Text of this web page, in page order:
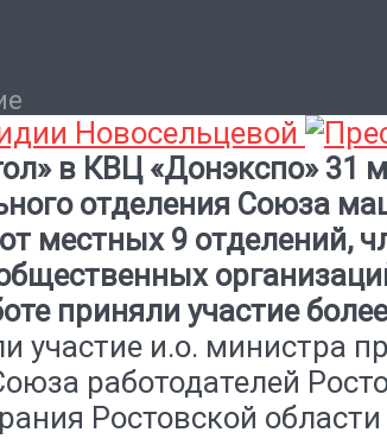
Новосельцевой
в КВЦ «Донэкспо» 31
отделения Союза
местных 9 отделений,
приняли участие
участие и.о. министра
работодателей
Ростовской